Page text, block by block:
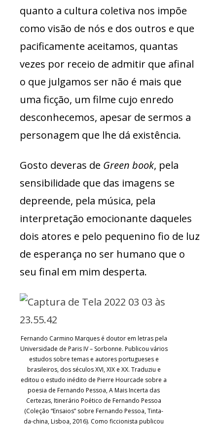
quanto a cultura coletiva nos impõe
como visão de nós e dos outros e que
pacificamente aceitamos, quantas
vezes por receio de admitir que afinal
o que julgamos ser não é mais que
uma ficção, um filme cujo enredo
desconhecemos, apesar de sermos a
personagem que lhe dá existência.
Gosto deveras de Green book, pela
sensibilidade que das imagens se
depreende, pela música, pela
interpretação emocionante daqueles
dois atores e pelo pequenino fio de luz
de esperança no ser humano que o
seu final em mim desperta.
Fernando Carmino Marques é doutor em letras pela
Universidade de Paris IV – Sorbonne. Publicou vários
estudos sobre temas e autores portugueses e
brasileiros, dos séculos XVI, XIX e XX. Traduziu e
editou o estudo inédito de Pierre Hourcade sobre a
poesia de Fernando Pessoa, A Mais Incerta das
Certezas, Itinerário Poético de Fernando Pessoa
(Coleção “Ensaios” sobre Fernando Pessoa, Tinta-
da-china, Lisboa, 2016). Como ficcionista publicou